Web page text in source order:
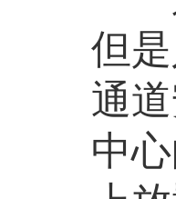
但
通
中